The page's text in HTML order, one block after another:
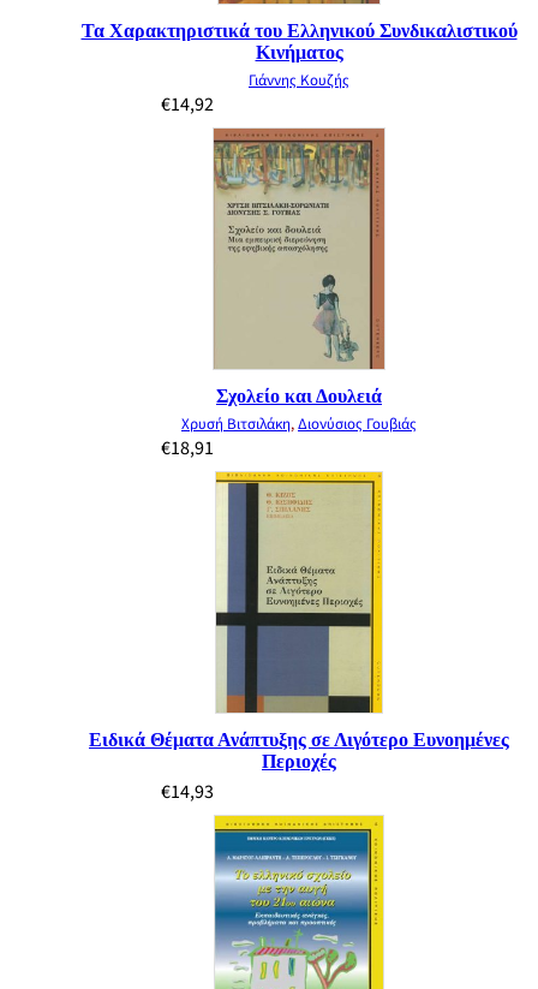
Τα Χαρακτηριστικά του Ελληνικού Συνδικαλιστικού
Κινήματος
Γιάννης Κουζής
€14,92
Σχολείο και Δουλειά
Χρυσή Βιτσιλάκη,Διονύσιος Γουβιάς
€18,91
Ειδικά Θέματα Ανάπτυξης σε Λιγότερο Ευνοημένες
Περιοχές
€14,93